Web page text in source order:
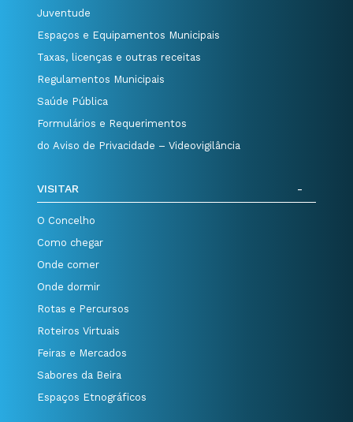
Juventude
Espaços e Equipamentos Municipais
Taxas, licenças e outras receitas
Regulamentos Municipais
Saúde Pública
Formulários e Requerimentos
do Aviso de Privacidade – Videovigilância
VISITAR
O Concelho
Como chegar
Onde comer
Onde dormir
Rotas e Percursos
Roteiros Virtuais
Feiras e Mercados
Sabores da Beira
Espaços Etnográficos